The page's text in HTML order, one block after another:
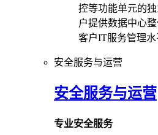
控等功能单元的
户提供数据中心
客户IT服务管理水
安全服务与运营
安全服务与运营
专业安全服务